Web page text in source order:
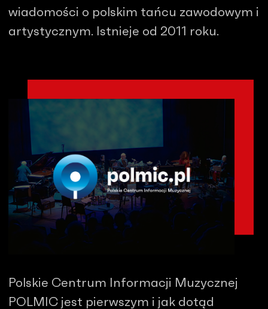
wiadomości o polskim tańcu zawodowym i
artystycznym. Istnieje od 2011 roku.
Polskie Centrum Informacji Muzycznej
POLMIC jest pierwszym i jak dotąd